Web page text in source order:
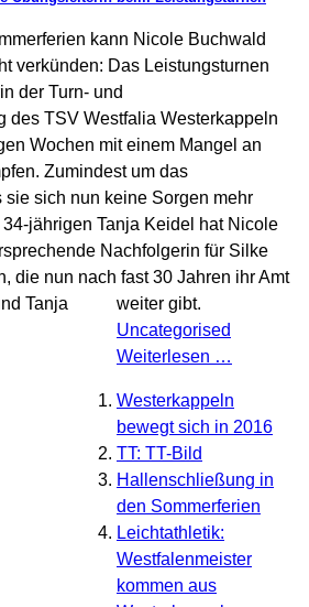
kann Nicole Buchwald
verkünden: Das Leistungsturnen
der Turn- und
des TSV Westfalia Westerkappeln
Wochen mit einem Mangel an
Zumindest um das
sie sich nun keine Sorgen mehr
jährigen Tanja Keidel hat Nicole
Nachfolgerin für Silke
die nun nach fast 30 Jahren ihr Amt
weiter gibt.
Uncategorised
Weiterlesen …
Westerkappeln
bewegt sich in 2016
TT: TT-Bild
Hallenschließung in
den Sommerferien
Leichtathletik:
Westfalenmeister
kommen aus